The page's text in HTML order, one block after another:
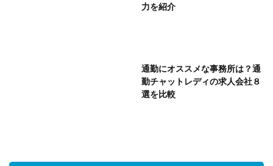
力を紹介
通勤にオススメな事務所は？通
勤チャットレディの求人会社８
選を比較